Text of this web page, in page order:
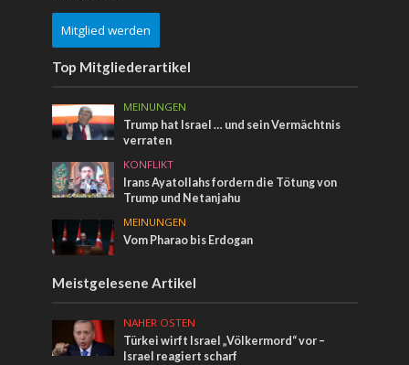
Mitglied werden
Top Mitgliederartikel
MEINUNGEN
Trump hat Israel … und sein Vermächtnis
verraten
KONFLIKT
Irans Ayatollahs fordern die Tötung von
Trump und Netanjahu
MEINUNGEN
Vom Pharao bis Erdogan
Meistgelesene Artikel
NAHER OSTEN
Türkei wirft Israel „Völkermord“ vor –
Israel reagiert scharf